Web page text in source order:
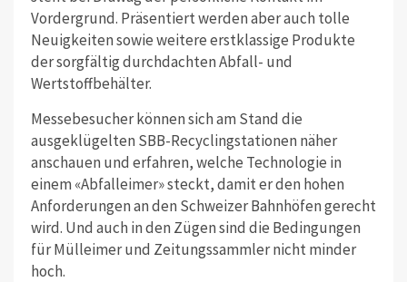
Vordergrund. Präsentiert werden aber auch tolle
Neuigkeiten sowie weitere erstklassige Produkte
der sorgfältig durchdachten Abfall- und
Wertstoffbehälter.
Messebesucher können sich am Stand die
ausgeklügelten SBB-Recyclingstationen näher
anschauen und erfahren, welche Technologie in
einem «Abfalleimer» steckt, damit er den hohen
Anforderungen an den Schweizer Bahnhöfen gerecht
wird. Und auch in den Zügen sind die Bedingungen
für Mülleimer und Zeitungssammler nicht minder
hoch.